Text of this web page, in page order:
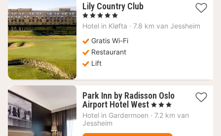
Lily Country Club1
vanaf
, 5 Sterren
Hotel in Kløfta · 7.8 km van Jessheim
Gratis Wi-Fi
Restaurant
Lift
Park Inn by Radisson Oslo
Airport Hotel West 1
nacht
, 3 Sterren
Hotel in Gardermoen · 7.2 km van
Jessheim